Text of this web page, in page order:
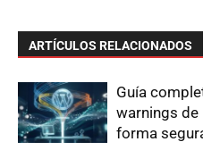
ARTÍCULOS RELACIONADOS
Guía
warnings de
forma